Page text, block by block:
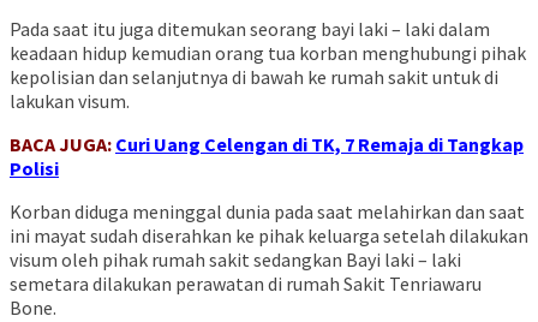
Pada saat itu juga ditemukan seorang bayi laki – laki dalam
keadaan hidup kemudian orang tua korban menghubungi pihak
kepolisian dan selanjutnya di bawah ke rumah sakit untuk di
lakukan visum.
BACA JUGA: Curi Uang Celengan di TK, 7 Remaja di Tangkap
Polisi
Korban diduga meninggal dunia pada saat melahirkan dan saat
ini mayat sudah diserahkan ke pihak keluarga setelah dilakukan
visum oleh pihak rumah sakit sedangkan Bayi laki – laki
semetara dilakukan perawatan di rumah Sakit Tenriawaru
Bone.